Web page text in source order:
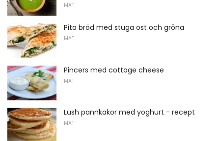
MAT
Pita bröd med stuga ost och gröna
MAT
Pincers med cottage cheese
MAT
Lush pannkakor med yoghurt - recept
MAT